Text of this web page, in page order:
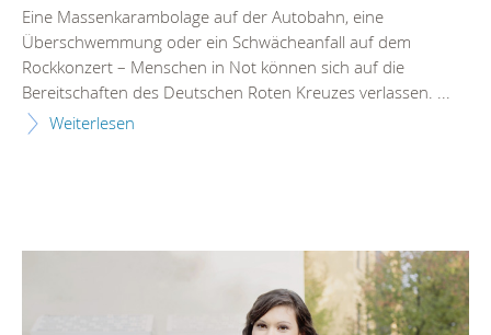
Eine Massenkarambolage auf der Autobahn, eine
Überschwemmung oder ein Schwächeanfall auf dem
Rockkonzert – Menschen in Not können sich auf die
Bereitschaften des Deutschen Roten Kreuzes verlassen. ...
Weiterlesen